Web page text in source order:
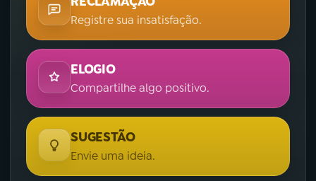
Registre sua insatisfação.
ELOGIO
Compartilhe algo positivo.
SUGESTÃO
Envie uma ideia.